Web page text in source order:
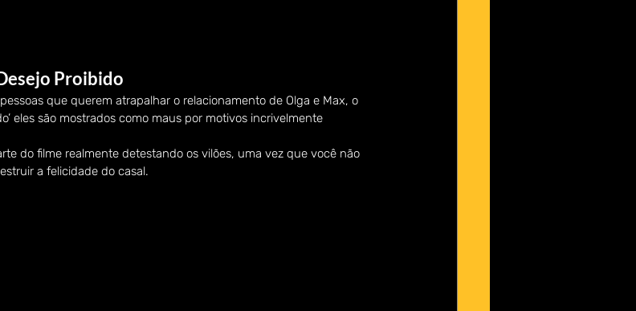
Proibido
que querem atrapalhar o relacionamento de Olga e Max, o
eles são mostrados como maus por motivos incrivelmente
do filme realmente detestando os vilões, uma vez que você não
a felicidade do casal.